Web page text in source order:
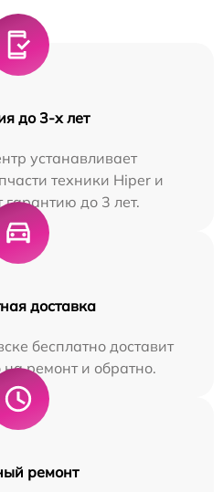
до 3-х лет
устанавливает
техники Hiper и
гарантию до 3 лет.
доставка
бесплатно доставит
на ремонт и обратно.
ремонт